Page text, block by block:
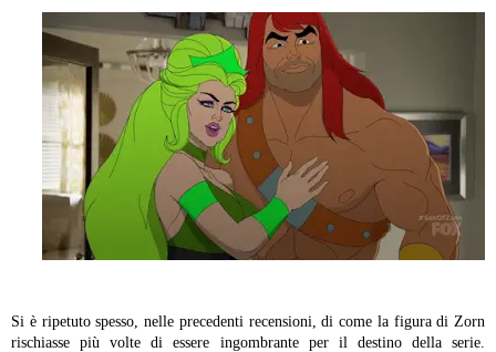
Si è ripetuto spesso, nelle precedenti recensioni, di come la figura di Zorn
rischiasse più volte di essere ingombrante per il destino della serie.